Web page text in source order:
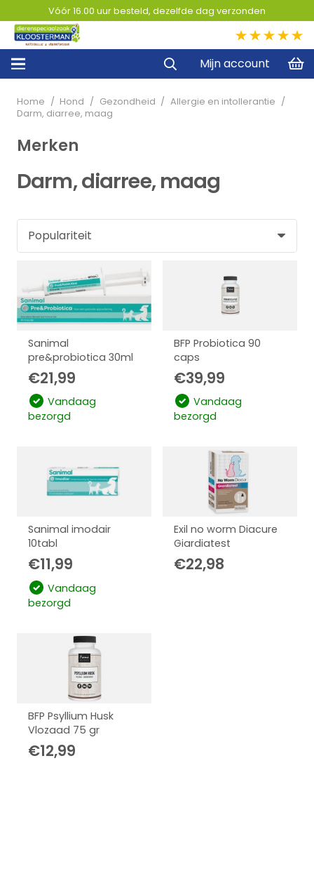
Vóór 16.00 uur besteld, dezelfde dag verzonden
Mijn account
Home / Hond / Gezondheid / Allergie en intollerantie /
Darm, diarree, maag
Darm, diarree, maag
Sanimal
pre&probiotica 30ml
€21,99
Vandaag
bezorgd
BFP Probiotica 90
caps
€39,99
Vandaag
bezorgd
Sanimal imodair
10tabl
€11,99
Vandaag
bezorgd
Exil no worm Diacure
Giardiatest
€22,98
BFP Psyllium Husk
Vlozaad 75 gr
€12,99
Merken